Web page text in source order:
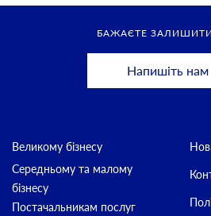
БАЖАЄТЕ ЗАЛИШИТИ
Напишіть нам
Великому бізнесу
Середньому та малому
бізнесу
Постачальникам послуг